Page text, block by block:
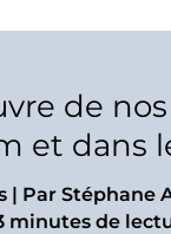
de
et dans
| Par Stéphane
minutes de